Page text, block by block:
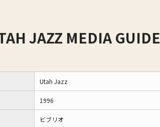
JAZZ MEDIA GUIDE
Utah Jazz
1996
ビブリオ